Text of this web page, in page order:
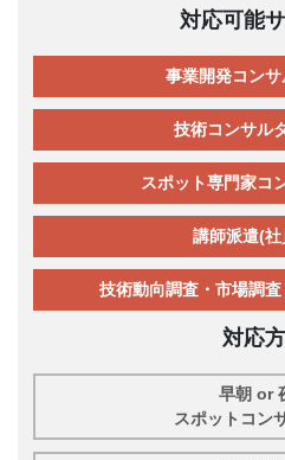
対応可能
事業開発コン
技術コンサル
スポット専門家コ
講師派遣(社
技術動向調査・市場調
対応
早朝 or
スポットコン